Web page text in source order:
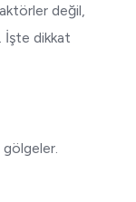
değil,
İşte dikkat